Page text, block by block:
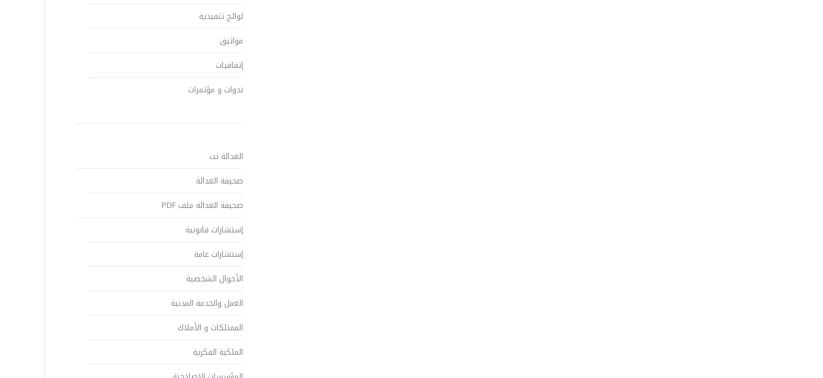
لوائح تنفيذية
مواثيق
إتفاقيات
ندوات و مؤتمرات
العدالة نت
صحيفة العدالة
صحيفة العدالة ملف PDF
إستشارات قانونية
إستشارات عامة
الأحوال الشخصية
العمل والخدمة المدنية
الممتلكات و الأملاك
الملكية الفكرية